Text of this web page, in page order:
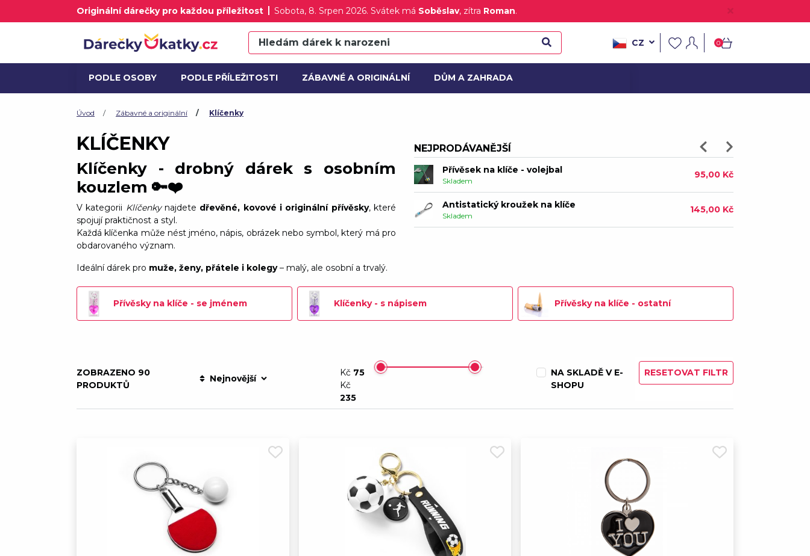
Originální dárečky pro každou příležitost Sobota, 8. Srpen 2026. Svátek má Soběslav, zítra Roman.
CZ 0
PODLE OSOBY PODLE PŘÍLEŽITOSTI ZÁBAVNÉ A ORIGINÁLNÍ DŮM A ZAHRADA
ALKOHOL A DÁRKOVÉ SETY
Úvod Zábavné a originální Klíčenky
KLÍČENKY
Klíčenky - drobný dárek s osobním
kouzlem 🔑❤️
V kategorii Klíčenkynajdete dřevěné, kovové i originální přívěsky, které
spojují praktičnost a styl.
Každá klíčenka může nést jméno, nápis, obrázek nebo symbol, který má pro
obdarovaného význam.
Ideální dárek pro muže, ženy, přátele i kolegy– malý, ale osobní a trvalý.
NEJPRODÁVANĚJŠÍ
Přívěsek na klíče - srdíčko - červené 75,00 Kč
Přívěsek na klíče - srdíčko - růžové
Není skladem
Skladem
145,00 Kč
Klíčenka elektron
Skladem
125,00 Kč
Klíčenka nota
Skladem
235,00 Kč
Skladem
Přívěsek na klíče - srdíčko - červené
Není skladem
Přívěsek na klíče - volejbal 95,00 Kč
Přívěsky na klíče - se jménem Klíčenky - s nápisem Přívěsky na klíče - ostatní
ZOBRAZENO 90
PRODUKTŮ
Nejnovější
Kč 75
Kč
235
NA SKLADĚ V E-
SHOPU
RESETOVAT FILTR